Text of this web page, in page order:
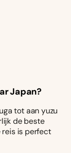
Japan?
tot aan yuzu
de beste
reis is perfect